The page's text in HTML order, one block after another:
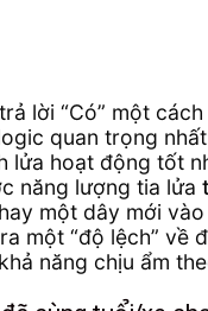
lời “Có” một
quan trọng
lửa hoạt động tốt
năng lượng tia lửa
một dây mới
một “độ lệch” về
năng chịu ẩm